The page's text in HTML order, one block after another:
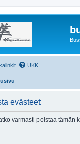
UKK
evästeet
varmasti poistaa tämän